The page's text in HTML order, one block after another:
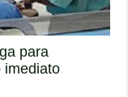
para
imediato